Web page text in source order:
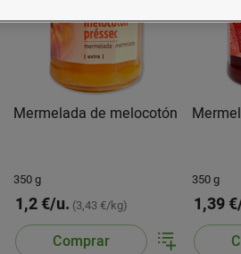
Mermelada de melocotón
350 g
1,2 €/u. (3,43 €/kg)
Comprar
350 g
1,39